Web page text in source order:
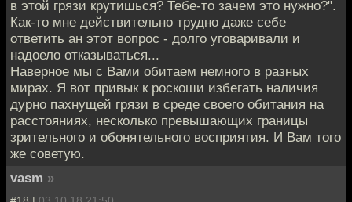
в этой грязи крутишься? Тебе-то зачем это нужно?".
Как-то мне действительно трудно даже себе
ответить ан этот вопрос - долго уговаривали и
надоело отказываться...
Наверное мы с Вами обитаем немного в разных
мирах. Я вот привык к роскоши избегать наличия
дурно пахнущей грязи в среде своего обитания на
расстояниях, несколько превышающих границы
зрительного и обонятельного восприятия. И Вам того
же советую.
vasm »